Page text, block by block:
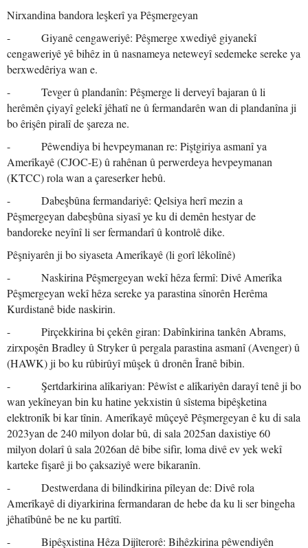
Nirxandina bandora leşkerî ya Pêşmergeyan
- Giyanê cengaweriyê: Pêşmerge xwediyê giyanekî
cengaweriyê yê bihêz in û nasnameya neteweyî sedemeke sereke ya
berxwedêriya wan e.
- Tevger û plandanîn: Pêşmerge li derveyî bajaran û li
herêmên çiyayî gelekî jêhatî ne û fermandarên wan di plandanîna ji
bo êrişên piralî de şareza ne.
- Pêwendiya bi hevpeymanan re: Piştgiriya asmanî ya
Amerîkayê (CJOC-E) û rahênan û perwerdeya hevpeymanan
(KTCC) rola wan a çareserker hebû.
- Dabeşbûna fermandariyê: Qelsiya herî mezin a
Pêşmergeyan dabeşbûna siyasî ye ku di demên hestyar de
bandoreke neyînî li ser fermandarî û kontrolê dike.
Pêşniyarên ji bo siyaseta Amerîkayê (li gorî lêkolînê)
- Naskirina Pêşmergeyan wekî hêza fermî: Divê Amerîka
Pêşmergeyan wekî hêza sereke ya parastina sînorên Herêma
Kurdistanê bide naskirin.
- Pirçekkirina bi çekên giran: Dabînkirina tankên Abrams,
zirxpoşên Bradley û Stryker û pergala parastina asmanî (Avenger) û
(HAWK) ji bo ku rûbirûyî mûşek û dronên Îranê bibin.
- Şertdarkirina alîkariyan: Pêwîst e alîkariyên darayî tenê ji bo
wan yekîneyan bin ku hatine yekxistin û sîstema bipêşketina
elektronîk bi kar tînin. Amerîkayê mûçeyê Pêşmergeyan ê ku di sala
2023yan de 240 milyon dolar bû, di sala 2025an daxistiye 60
milyon dolarî û sala 2026an dê bibe sifir, loma divê ev yek wekî
karteke fişarê ji bo çaksaziyê were bikaranîn.
- Destwerdana di bilindkirina pîleyan de: Divê rola
Amerîkayê di diyarkirina fermandaran de hebe da ku li ser bingeha
jêhatîbûnê be ne ku partîtî.
- Bipêşxistina Hêza Dijîterorê: Bihêzkirina pêwendiyên